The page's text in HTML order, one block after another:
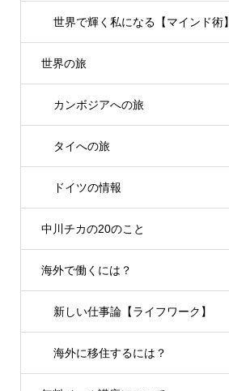
世界で輝く私になる【マインド術】
世界の旅
カンボジアへの旅
タイへの旅
ドイツの情報
中川チカの20のこと
海外で働くには？
新しい仕事論【ライフワーク】
海外に移住するには？